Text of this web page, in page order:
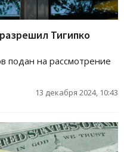
Тигипко
подан на рассмотрение
13 декабря 2024, 10:43